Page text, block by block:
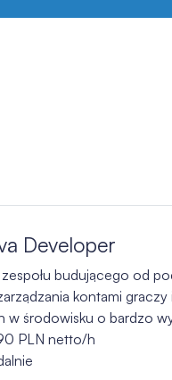
Developer
zespołu budującego od
kontami graczy
w środowisku o bardzo
PLN netto/h